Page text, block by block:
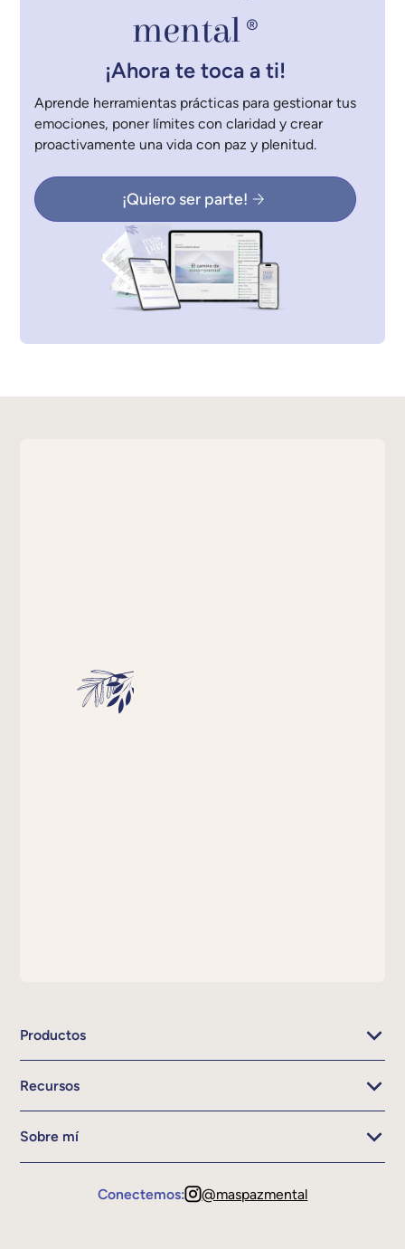
mental ®
¡Ahora te toca a ti!
Aprende herramientas prácticas para gestionar tus
emociones, poner límites con claridad y crear
proactivamente una vida con paz y plenitud.
¡Quiero ser parte!
Productos
Recursos
Sobre mí
Conectemos: @maspazmental